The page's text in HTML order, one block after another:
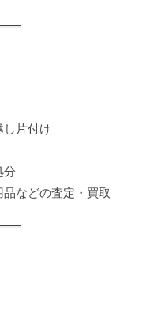
し片付け
分
などの査定・買取